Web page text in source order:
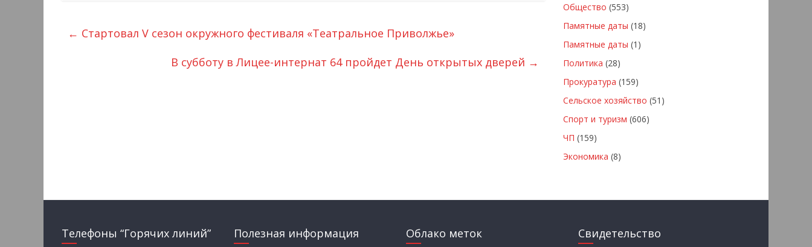
← Стартовал V сезон окружного фестиваля «Театральное Приволжье»
В субботу в Лицее-интернат 64 пройдет День открытых дверей →
Общество (553)
Памятные даты (18)
Памятные даты (1)
Политика (28)
Прокуратура (159)
Сельское хозяйство (51)
Спорт и туризм (606)
ЧП (159)
Экономика (8)
Телефоны “Горячих линий” Полезная информация Облако меток Свидетельство